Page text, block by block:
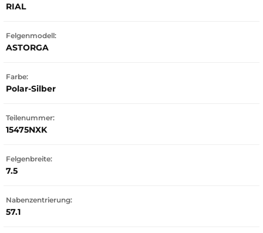
RIAL
Felgenmodell:
ASTORGA
Farbe:
Polar-Silber
Teilenummer:
15475NXK
Felgenbreite:
7.5
Nabenzentrierung:
57.1